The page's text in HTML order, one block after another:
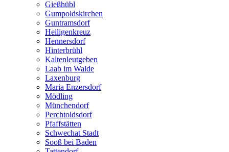
Gießhübl
Gumpoldskirchen
Guntramsdorf
Heiligenkreuz
Hennersdorf
Hinterbrühl
Kaltenleutgeben
Laab im Walde
Laxenburg
Maria Enzersdorf
Mödling
Münchendorf
Perchtoldsdorf
Pfaffstätten
Schwechat Stadt
Sooß bei Baden